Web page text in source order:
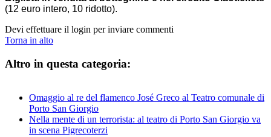
(12 euro intero, 10 ridotto).
Devi effettuare il login per inviare commenti
Torna in alto
Altro in questa categoria:
Omaggio al re del flamenco José Greco al Teatro comunale di
Porto San Giorgio
Nella mente di un terrorista: al teatro di Porto San Giorgio va
in scena Pigrecoterzi